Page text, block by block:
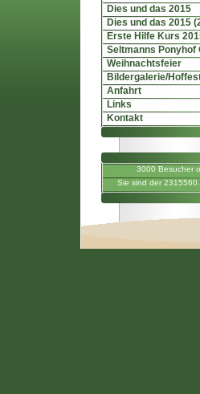
Dies und das 2015
Dies und das 2015
Erste Hilfe Kurs
Seltmanns Ponyhof
Weihnachtsfeier
Bildergalerie/
Anfahrt
Links
Kontakt
3000 Besucher
Sie sind der